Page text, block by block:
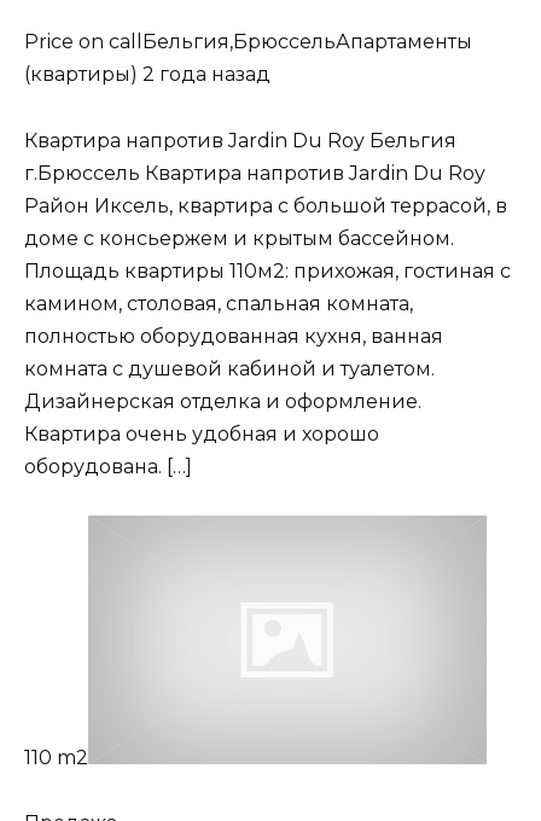
Price on callБельгия,БрюссельАпартаменты
(квартиры) 2 года назад
Квартира напротив Jardin Du Roy Бельгия
г.Брюссель Квартира напротив Jardin Du Roy
Район Иксель, квартира с большой террасой, в
доме с консьержем и крытым бассейном.
Площадь квартиры 110м2: прихожая, гостиная с
камином, столовая, спальная комната,
полностью оборудованная кухня, ванная
комната с душевой кабиной и туалетом.
Дизайнерская отделка и оформление.
Квартира очень удобная и хорошо
оборудована. […]
110 m2